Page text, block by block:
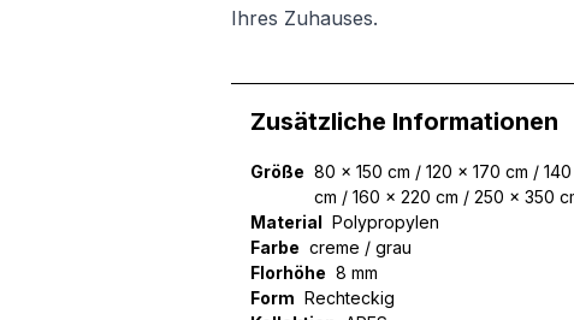
Ihres Zuhauses.
Zusätzliche Informationen
Größe 80 x 150 cm / 120 x 170 cm /
cm / 160 x 220 cm / 250 x 350
Material Polypropylen
Farbe creme / grau
Florhöhe 8 mm
Form Rechteckig